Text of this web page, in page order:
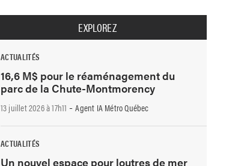
EXPLOREZ
ACTUALITÉS
16,6 M$ pour le réaménagement du
parc de la Chute-Montmorency
13 juillet 2026 à 17h11 -Agent IA Métro Québec
ACTUALITÉS
Un nouvel espace pour loutres de mer